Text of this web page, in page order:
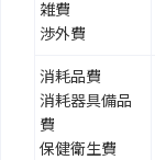
雑費
渉外費
消耗品費
消耗器具備品
費
保健衛生費